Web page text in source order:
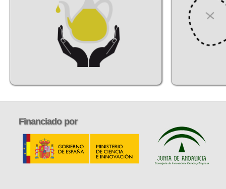
Financiadopor